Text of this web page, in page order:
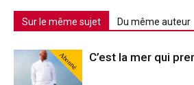
Sur le même sujet Du même auteur
Abonné C’est la mer qui